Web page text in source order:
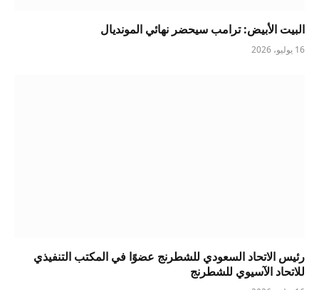
البيت الأبيض: ترامب سيحضر نهائي المونديال
16 يوليو، 2026
رئيس الاتحاد السعودي للشطرنج عضوًا في المكتب التنفيذي
للاتحاد الآسيوي للشطرنج